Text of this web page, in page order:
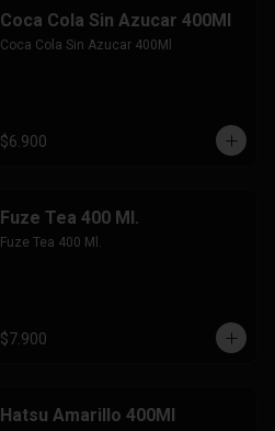
Coca Cola Sin Azucar 400Ml
Coca Cola Sin Azucar 400Ml
$6.900
Fuze Tea 400 Ml.
Fuze Tea 400 Ml.
$7.900
Hatsu Amarillo 400Ml